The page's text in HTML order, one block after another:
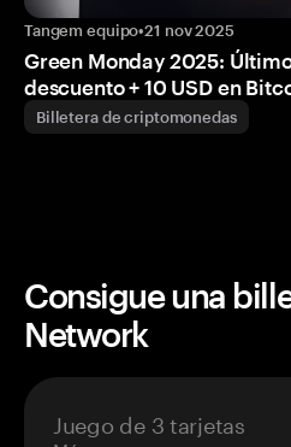
Tangem equipo•21 nov 2025
Green Monday 2025:
descuento + 10 USD en
Billetera de criptomonedas
Consigue una
Network
Juego de 3 tarjetas